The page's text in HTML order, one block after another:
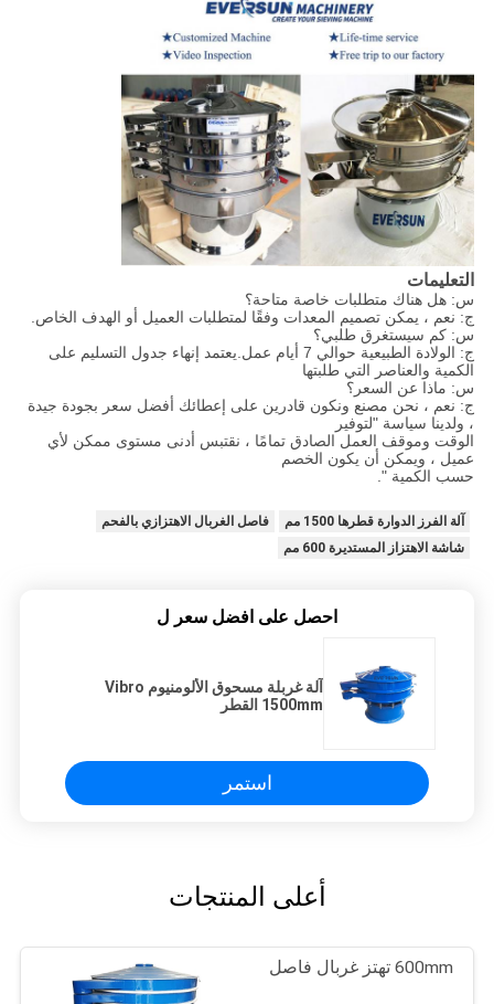
التعليمات
س: هل هناك متطلبات خاصة متاحة؟
ج: نعم ، يمكن تصميم المعدات وفقًا لمتطلبات العميل أو الهدف الخاص.
س: كم سيستغرق طلبي؟
ج: الولادة الطبيعية حوالي 7 أيام عمل.يعتمد إنهاء جدول التسليم على
الكمية والعناصر التي طلبتها
س: ماذا عن السعر؟
ج: نعم ، نحن مصنع ونكون قادرين على إعطائك أفضل سعر بجودة جيدة
، ولدينا سياسة "لتوفير
الوقت وموقف العمل الصادق تمامًا ، نقتبس أدنى مستوى ممكن لأي
عميل ، ويمكن أن يكون الخصم
حسب الكمية ".
آلة الفرز الدوارة قطرها 1500 مم
فاصل الغربال الاهتزازي بالفحم
شاشة الاهتزاز المستديرة 600 مم
احصل على افضل سعر ل
آلة غربلة مسحوق الألومنيوم Vibro
1500mm القطر
استمر
أعلى المنتجات
600mm تهتز غربال فاصل